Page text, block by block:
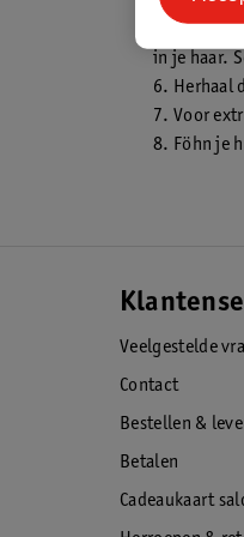
5. Breng
in je haar.
6. Herhaal
7. Voor
8. Föhn je
Veelgestelde
Contact
Bestellen &
Betalen
Cadeaukaart